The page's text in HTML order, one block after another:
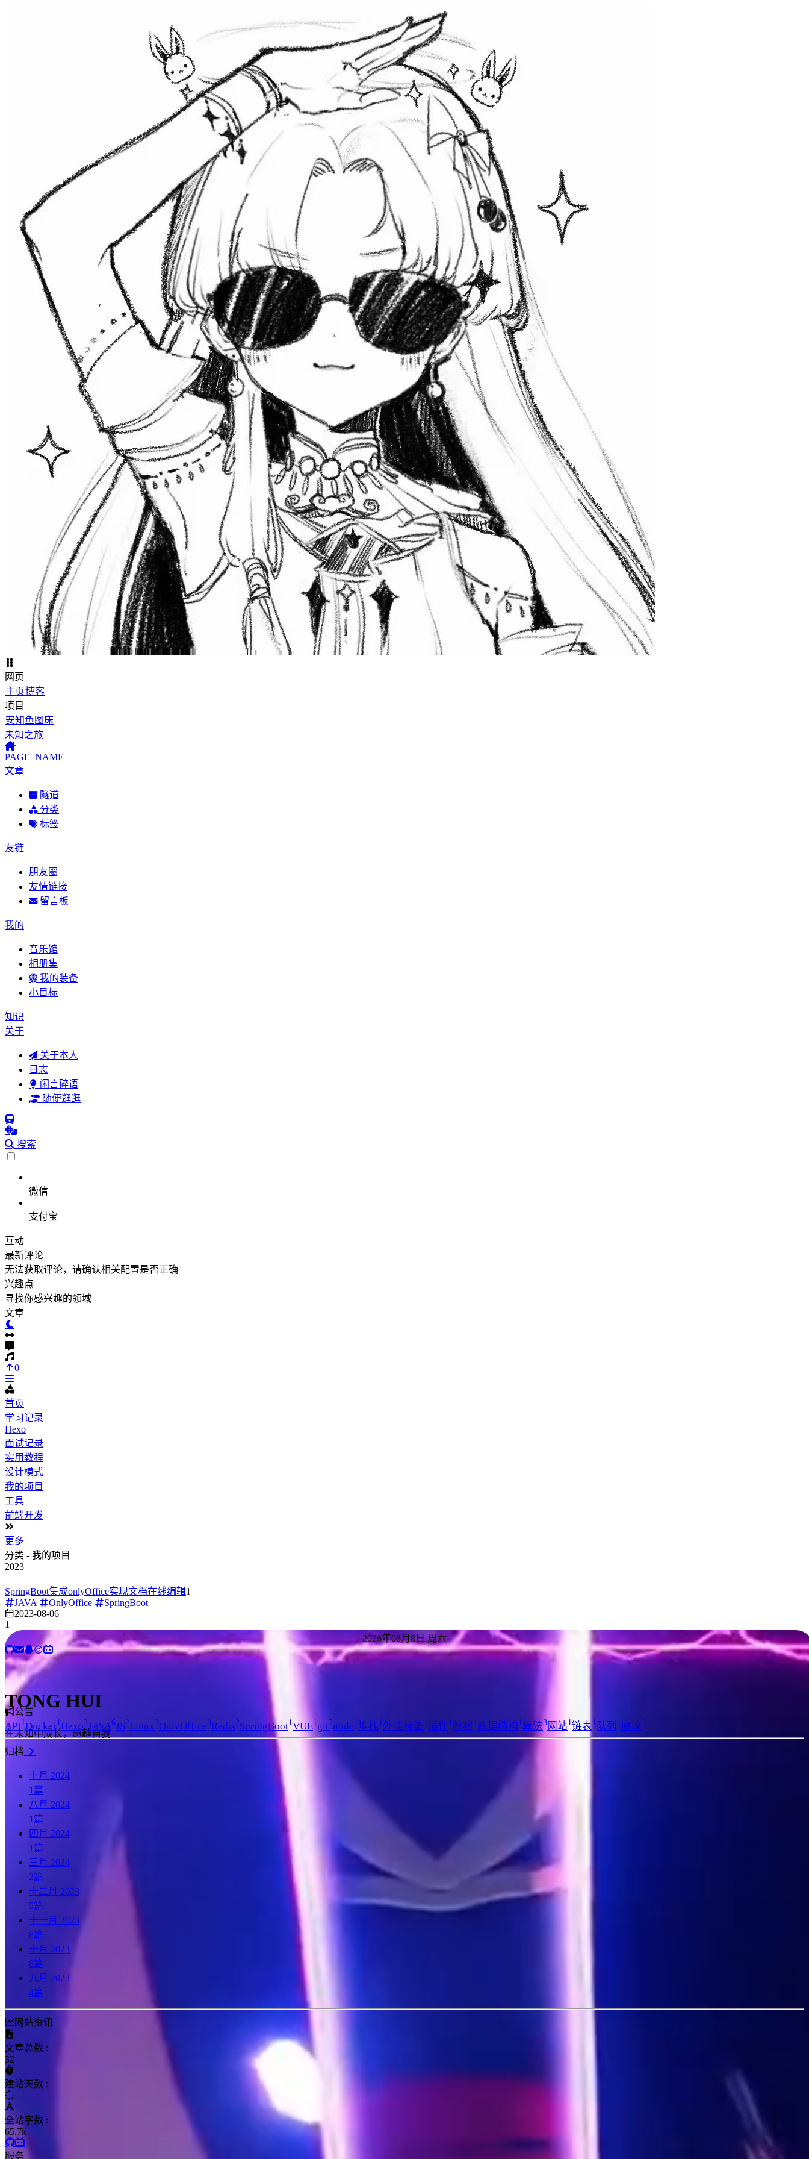
网页
主页博客
项目
安知鱼图床
未知之旅
PAGE_NAME
文章
隧道
分类
标签
友链
朋友圈
友情链接
留言板
我的
音乐馆
相册集
我的装备
小目标
知识
关于
关于本人
日志
闲言碎语
随便逛逛
搜索
微信
支付宝
互动
最新评论
无法获取评论，请确认相关配置是否正确
兴趣点
寻找你感兴趣的领域
文章
0
首页
学习记录
Hexo
面试记录
实用教程
设计模式
我的项目
工具
前端开发
更多
分类 - 我的项目
2023
SpringBoot集成onlyOffice实现文档在线编辑1
JAVA
OnlyOffice
SpringBoot
2023-08-06
1
2026年08月8日 周六
TONG HUI
在未知中成长，超越自我
公告
API1Docker1Hexo3JAVA6JS2Linux3OnlyOffice3Redis2SpringBoot1VUE1git2node 1堆栈1外挂标签1插件1教程1数据结构1算法3 网站1链表1 队列 1魔改3
归档
十月 2024
1 篇
八月 2024
1 篇
四月 2024
1 篇
三月 2024
2篇
十二月 2023
5篇
十一月 2023
8篇
十月 2023
8篇
九月 2023
4篇
网站资讯
文章总数 :
32
建站天数 :
全站字数 :
65.7k
服务